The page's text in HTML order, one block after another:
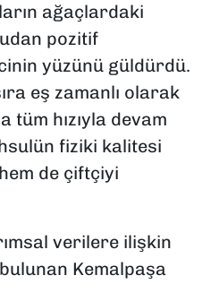
ağaçlardaki
pozitif
yüzünü güldürdü.
eş zamanlı olarak
tüm hızıyla devam
fiziki kalitesi
de çiftçiyi
verilere ilişkin
Kemalpaşa